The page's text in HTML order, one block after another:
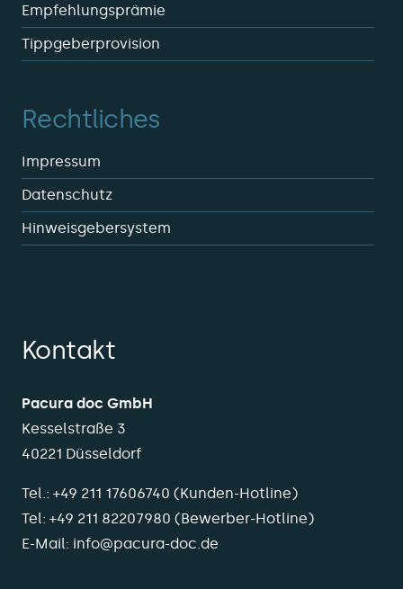
Empfehlungsprämie
Tippgeberprovision
Rechtliches
Impressum
Datenschutz
Hinweisgebersystem
Kontakt
Pacura doc GmbH
Kesselstraße 3
40221 Düsseldorf
Tel.: +49 211 17606740 (Kunden-Hotline)
Tel: +49 211 82207980 (Bewerber-Hotline)
E-Mail: info@pacura-doc.de